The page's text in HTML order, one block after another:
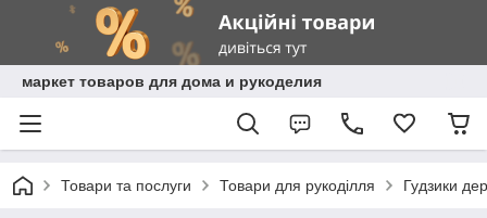
маркет товаров для дома и рукоделия
Товари та послуги Товари для рукоділля Гудзики